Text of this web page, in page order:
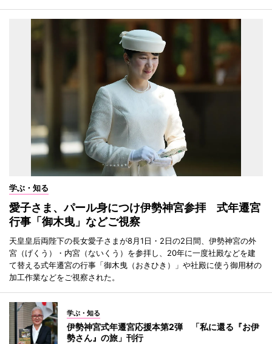
学ぶ・知る
愛子さま、パール身につけ伊勢神宮参拝 式年遷宮
行事「御木曳」などご視察
天皇皇后両陛下の長女愛子さまが8月1日・2日の2日間、伊勢神宮の外
宮（げくう）・内宮（ないくう）を参拝し、20年に一度社殿などを建
て替える式年遷宮の行事「御木曳（おきひき）」や社殿に使う御用材の
加工作業などをご視察された。
学ぶ・知る
伊勢神宮式年遷宮応援本第2弾 「私に還る『お伊
勢さん』の旅」刊行